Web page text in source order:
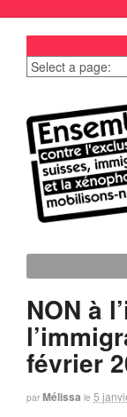
NON à
février
par Mélissa le 5